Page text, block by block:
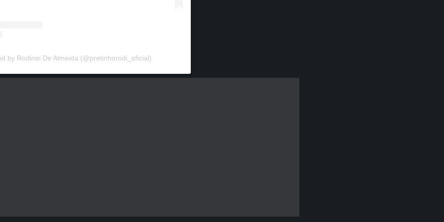
by Rodinei De Almeida (@pretinhorodi_oficial)